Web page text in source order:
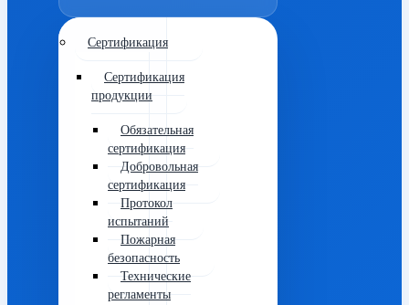
Сертификация
Сертификация
продукции
Обязательная
сертификация
Добровольная
сертификация
Протокол
испытаний
Пожарная
безопасность
Технические
регламенты